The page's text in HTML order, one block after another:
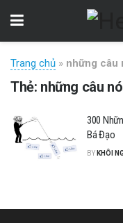
Trang chủ » những câu
Thẻ: những câu
300
Bá Đạo
BY KHÔI